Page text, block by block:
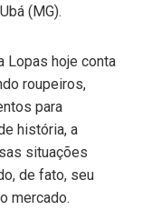
(MG).
Lopas hoje conta
roupeiros,
para
história, a
situações
de fato, seu
mercado.